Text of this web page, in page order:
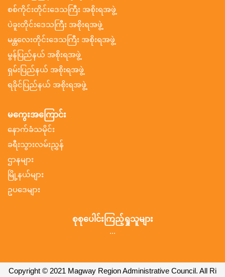
စစ်ကိုင်းတိုင်းဒေသကြီး အစိုးရအဖွဲ့
ပဲခူးတိုင်းဒေသကြီး အစိုးရအဖွဲ့
မန္တလေးတိုင်းဒေသကြီး အစိုးရအဖွဲ့
မွန်ပြည်နယ် အစိုးရအဖွဲ့
ရှမ်းပြည်နယ် အစိုးရအဖွဲ့
ရခိုင်ပြည်နယ် အစိုးရအဖွဲ့
မကွေးအကြောင်း
နောက်ခံသမိုင်း
ခရီးသွားလမ်းညွှန်
ဌာနများ
မြို့နယ်များ
ဥပဒေများ
စုစုပေါင်းကြည့်ရှုသူများ
...
Copyright © 2021 Magway Region Administrative Council. All Ri